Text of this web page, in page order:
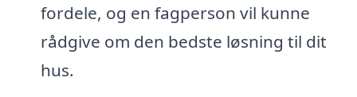
fordele, og en fagperson vil kunne
rådgive om den bedste løsning til dit
hus.